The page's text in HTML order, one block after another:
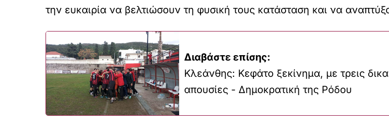
την ευκαιρία να βελτιώσουν τη φυσική τους κατάσταση και να
Διαβάστε επίσης:
Κλεάνθης: Κεφάτο ξεκίνημα, με τρεις
απουσίες - Δημοκρατική της Ρόδου